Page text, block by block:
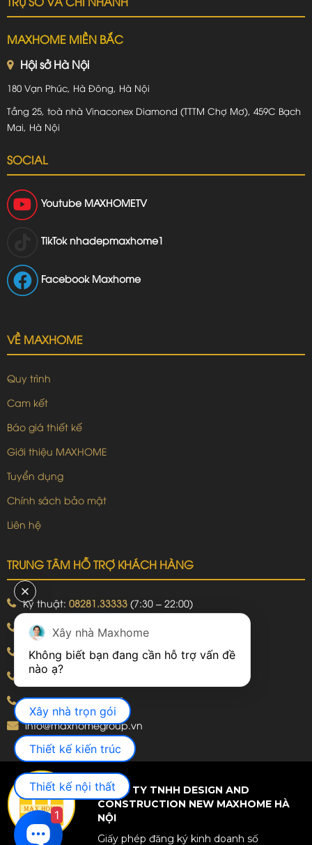
MAXHOME MIỀN BẮC
Hội sở Hà Nội
180 Vạn Phúc, Hà Đông, Hà Nội
Tầng 25, toà nhà Vinaconex Diamond (TTTM Chợ Mơ), 459C Bạch
Mai, Hà Nội
SOCIAL
Youtube MAXHOMETV
TikTok nhadepmaxhome1
Facebook Maxhome
VỀ MAXHOME
Quy trình
Cam kết
Báo giá thiết kế
Giới thiệu MAXHOME
Tuyển dụng
Chính sách bảo mật
Liên hệ
TRUNG TÂM HỖ TRỢ KHÁCH HÀNG
Kỹ thuật: 08281.33333 (7:30 – 22:00)
Khiếu nại:
09240.99999
Bảo hành:09240.99999(8:00 – 21:00)
Hotline: 092.774.8888
Hotline: 092.924.5555
info@maxhomegroup.vn
CÔNG TY TNHH DESIGN AND
CONSTRUCTION NEW MAXHOME HÀ
NỘI
Giấy phép đăng ký kinh doanh số
Xây nhà Maxhome
Không biết bạn đang cần hỗ trợ vấn đề
Xây nhà trọn gói
Thiết kế kiến trúc
Thiết kế nội thất
1